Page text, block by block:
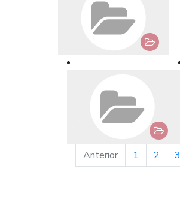
Anteriorpágina anterior
1 2 3